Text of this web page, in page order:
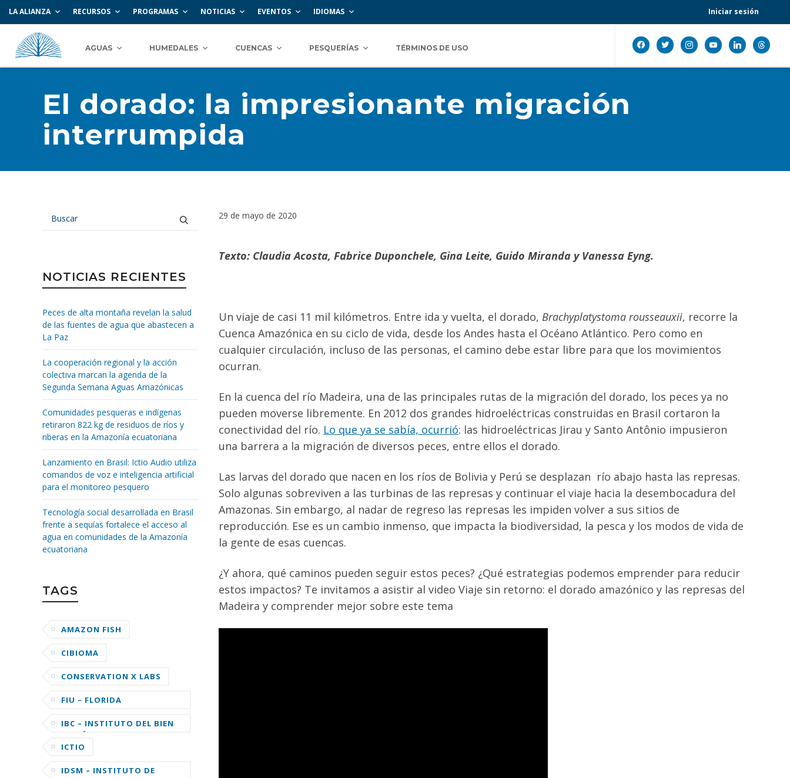
LA ALIANZA RECURSOS PROGRAMAS NOTICIAS EVENTOS IDIOMAS Iniciar sesión
AGUAS HUMEDALES CUENCAS PESQUERÍAS TÉRMINOS DE USO
facebook
twitter instagramyoutubelinkedinthreads
El dorado: la impresionante migración
interrumpida
29 de mayo de 2020
Texto: Claudia Acosta, Fabrice Duponchele, Gina Leite, Guido Miranda y Vanessa Eyng.
Un viaje de casi 11 mil kilómetros. Entre ida y vuelta, el dorado, Brachyplatystoma rousseauxii, recorre la
Cuenca Amazónica en su ciclo de vida, desde los Andes hasta el Océano Atlántico. Pero como en
cualquier circulación, incluso de las personas, el camino debe estar libre para que los movimientos
ocurran.
En la cuenca del río Madeira, una de las principales rutas de la migración del dorado, los peces ya no
pueden moverse libremente. En 2012 dos grandes hidroeléctricas construidas en Brasil cortaron la
conectividad del río. Lo que ya se sabía, ocurrió: las hidroeléctricas Jirau y Santo Antônio impusieron
una barrera a la migración de diversos peces, entre ellos el dorado.
Las larvas del dorado que nacen en los ríos de Bolivia y Perú se desplazan río abajo hasta las represas.
Solo algunas sobreviven a las turbinas de las represas y continuar el viaje hacia la desembocadura del
Amazonas. Sin embargo, al nadar de regreso las represas les impiden volver a sus sitios de
reproducción. Ese es un cambio inmenso, que impacta la biodiversidad, la pesca y los modos de vida de
la gente de esas cuencas.
¿Y ahora, qué caminos pueden seguir estos peces? ¿Qué estrategias podemos emprender para reducir
estos impactos? Te invitamos a asistir al video Viaje sin retorno: el dorado amazónico y las represas del
Madeira y comprender mejor sobre este tema
NOTICIAS RECIENTES
Peces de alta montaña revelan la salud
de las fuentes de agua que abastecen a
La Paz
La cooperación regional y la acción
colectiva marcan la agenda de la
Segunda Semana Aguas Amazónicas
Comunidades pesqueras e indígenas
retiraron 822 kg de residuos de ríos y
riberas en la Amazonía ecuatoriana
Lanzamiento en Brasil: Ictio Audio utiliza
comandos de voz e inteligencia artificial
para el monitoreo pesquero
Tecnología social desarrollada en Brasil
frente a sequías fortalece el acceso al
agua en comunidades de la Amazonía
ecuatoriana
TAGS
AMAZON FISH
CIBIOMA
CONSERVATION X LABS
FIU – FLORIDA
UNIVERSITY
IBC – INSTITUTO DEL BIEN
COMÚN
ICTIO
IDSM – INSTITUTO DE